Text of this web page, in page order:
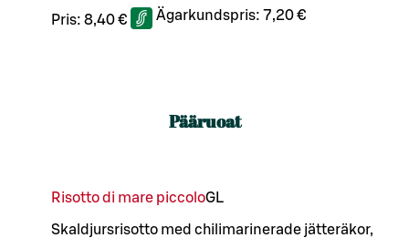
Pris: 8,40 € Ägarkundspris: 7,20 €
Pääruoat
Risotto di mare piccoloGL
Skaldjursrisotto med chilimarinerade jätteräkor,